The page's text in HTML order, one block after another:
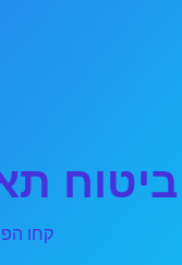
ביטוח
קחו